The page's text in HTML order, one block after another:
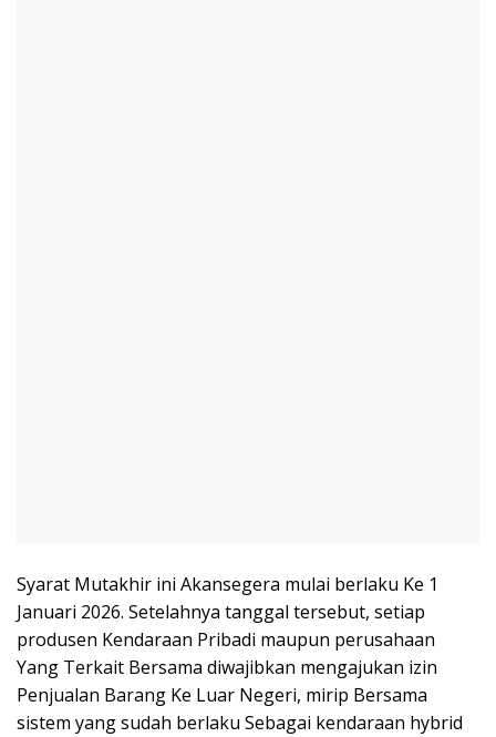
Syarat Mutakhir ini Akansegera mulai berlaku Ke 1
Januari 2026. Setelahnya tanggal tersebut, setiap
produsen Kendaraan Pribadi maupun perusahaan
Yang Terkait Bersama diwajibkan mengajukan izin
Penjualan Barang Ke Luar Negeri, mirip Bersama
sistem yang sudah berlaku Sebagai kendaraan hybrid